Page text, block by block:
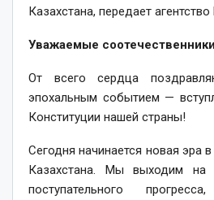
Казахстана, передает
Уважаемые
От всего сердца
эпохальным событием —
Конституции нашей страны!
Сегодня начинается новая эра
Казахстана. Мы выходим на
поступательного